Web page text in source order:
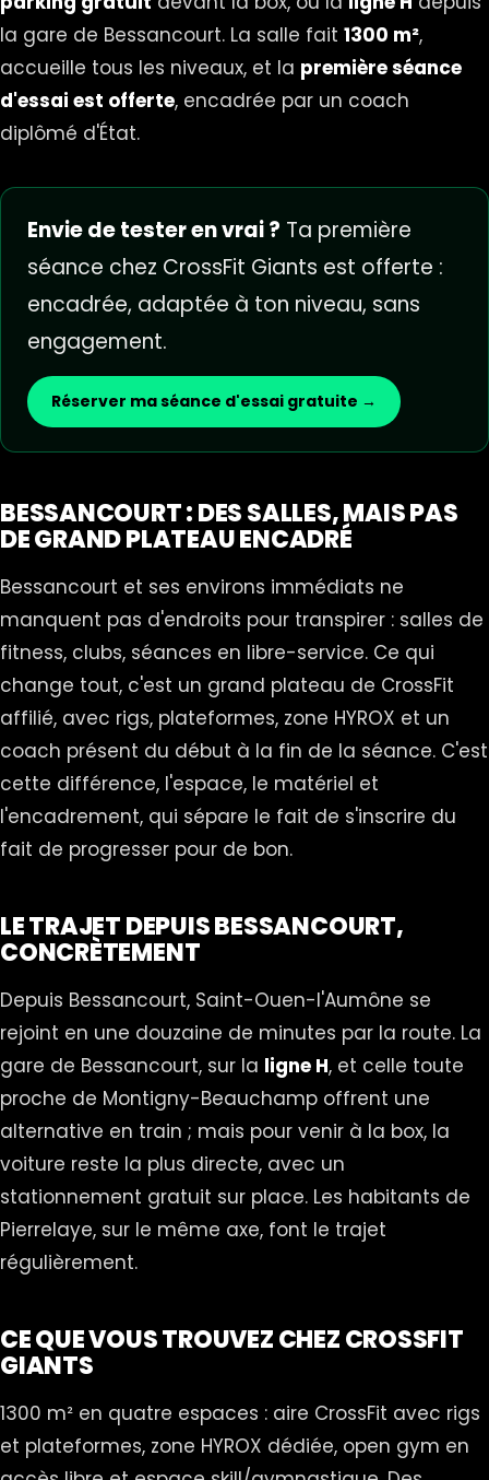
la gare de Bessancourt. La salle fait 1300 m²,
accueille tous les niveaux, et la première séance
d'essai est offerte, encadrée par un coach
diplômé d'État.
Envie de tester en vrai ? Ta première
séance chez CrossFit Giants est offerte :
encadrée, adaptée à ton niveau, sans
engagement.
Réserver ma séance d'essai gratuite →
BESSANCOURT : DES SALLES, MAIS PAS
DE GRAND PLATEAU ENCADRÉ
Bessancourt et ses environs immédiats ne
manquent pas d'endroits pour transpirer : salles de
fitness, clubs, séances en libre-service. Ce qui
change tout, c'est un grand plateau de CrossFit
affilié, avec rigs, plateformes, zone HYROX et un
coach présent du début à la fin de la séance. C'est
cette différence, l'espace, le matériel et
l'encadrement, qui sépare le fait de s'inscrire du
fait de progresser pour de bon.
LE TRAJET DEPUIS BESSANCOURT,
CONCRÈTEMENT
Depuis Bessancourt, Saint-Ouen-l'Aumône se
rejoint en une douzaine de minutes par la route. La
gare de Bessancourt, sur la ligne H, et celle toute
proche de Montigny-Beauchamp offrent une
alternative en train ; mais pour venir à la box, la
voiture reste la plus directe, avec un
stationnement gratuit sur place. Les habitants de
Pierrelaye, sur le même axe, font le trajet
régulièrement.
CE QUE VOUS TROUVEZ CHEZ CROSSFIT
GIANTS
1300 m² en quatre espaces : aire CrossFit avec rigs
et plateformes, zone HYROX dédiée, open gym en